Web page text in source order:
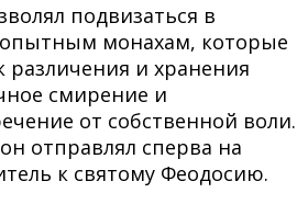
подвизаться в
монахам, которые
и хранения
смирение и
от собственной воли.
отправлял сперва на
к святому Феодосию.